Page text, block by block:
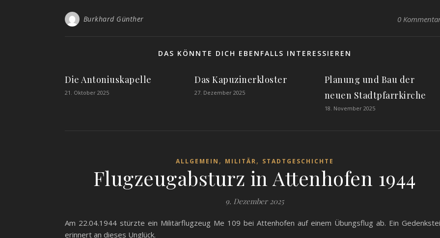
Burkhard Günther 0
DAS KÖNNTE DICH EBENFALLS INTERESSIEREN
Die Antoniuskapelle
21. Oktober 2025
Das Kapuzinerkloster
27. Dezember 2025
Planung und Bau der
neuen Stadtpfarrkirche
18. November 2025
ALLGEMEIN , MILITÄR, STADTGESCHICHTE
Flugzeugabsturz in Attenhofen 1944
9. Dezember 2025
Am 22.04.1944 stürzte ein Militärflugzeug Me 109 bei Attenhofen auf einem Übungsflug ab. Ein
erinnert an dieses Unglück.